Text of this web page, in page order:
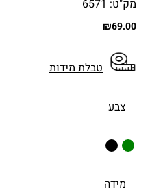
מק"ט: 6571
₪69.00
טבלת מידות
צבע
מידה